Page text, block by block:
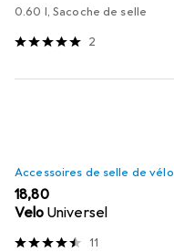
0.60 l, Sacoche de selle
2
Accessoires de selle de vélo
EUR
18,80
Velo Universel
11